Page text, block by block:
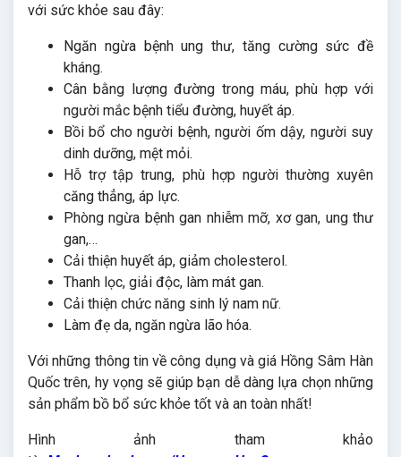
với sức khỏe sau đây:
Ngăn ngừa bệnh ung thư, tăng cường sức đề
kháng.
Cân bằng lượng đường trong máu, phù hợp với
người mắc bệnh tiểu đường, huyết áp.
Bồi bổ cho người bệnh, người ốm dậy, người suy
dinh dưỡng, mệt mỏi.
Hỗ trợ tập trung, phù hợp người thường xuyên
căng thẳng, áp lực.
Phòng ngừa bệnh gan nhiễm mỡ, xơ gan, ung thư
gan,…
Cải thiện huyết áp, giảm cholesterol.
Thanh lọc, giải độc, làm mát gan.
Cải thiện chức năng sinh lý nam nữ.
Làm đẹ da, ngăn ngừa lão hóa.
Với những thông tin về công dụng và giá Hồng Sâm Hàn
Quốc trên, hy vọng sẽ giúp bạn dễ dàng lựa chọn những
sản phẩm bồ bổ sức khỏe tốt và an toàn nhất!
Hình ảnh tham khảo